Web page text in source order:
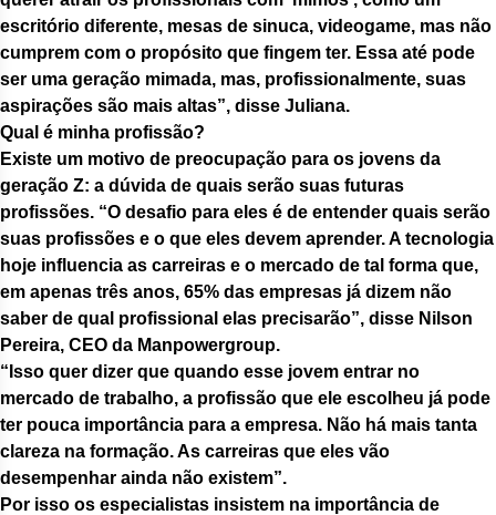
escritório diferente, mesas de sinuca, videogame, mas não
cumprem com o propósito que fingem ter. Essa até pode
ser uma geração mimada, mas, profissionalmente, suas
aspirações são mais altas”, disse Juliana.
Qual é minha profissão?
Existe um motivo de preocupação para os jovens da
geração Z: a dúvida de quais serão suas futuras
profissões. “O desafio para eles é de entender quais serão
suas profissões e o que eles devem aprender. A tecnologia
hoje influencia as carreiras e o mercado de tal forma que,
em apenas três anos, 65% das empresas já dizem não
saber de qual profissional elas precisarão”, disse Nilson
Pereira, CEO da Manpowergroup.
“Isso quer dizer que quando esse jovem entrar no
mercado de trabalho, a profissão que ele escolheu já pode
ter pouca importância para a empresa. Não há mais tanta
clareza na formação. As carreiras que eles vão
desempenhar ainda não existem”.
Por isso os especialistas insistem na importância de